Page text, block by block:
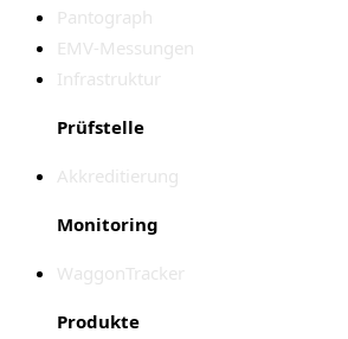
Pantograph
EMV-Messungen
Infrastruktur
Prüfstelle
Akkreditierung
Monitoring
WaggonTracker
Produkte